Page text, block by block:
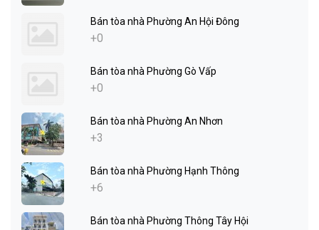
Bán tòa nhà Phường An Hội Đông
+0
Bán tòa nhà Phường Gò Vấp
+0
Bán tòa nhà Phường An Nhơn
+3
Bán tòa nhà Phường Hạnh Thông
+6
Bán tòa nhà Phường Thông Tây Hội